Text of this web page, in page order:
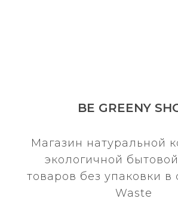
BE GREENY
Магазин натуральной
экологичной
товаров без упаковки в
Waste